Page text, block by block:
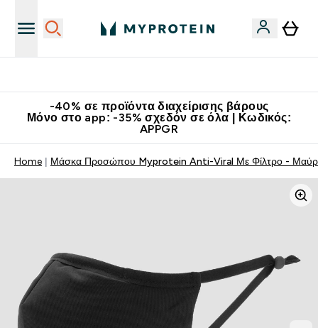
-40% σε προϊόντα διαχείρισης βάρους
Μόνο στο app: -35% σχεδόν σε όλα | Κωδικός:
APPGR
Home Μάσκα Προσώπου Myprotein Anti-Viral Με Φίλτρο -